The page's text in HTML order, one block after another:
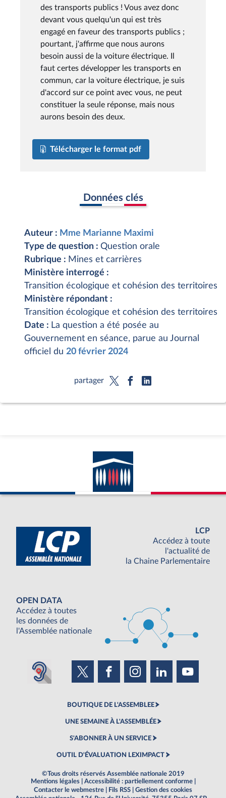
des transports publics ! Vous avez donc
devant vous quelqu'un qui est très
engagé en faveur des transports publics ;
pourtant, j'affirme que nous aurons
besoin aussi de la voiture électrique. Il
faut certes développer les transports en
commun, car la voiture électrique, je suis
d'accord sur ce point avec vous, ne peut
constituer la seule réponse, mais nous
aurons besoin des deux.
Télécharger le format pdf
Données clés
Auteur : Mme Marianne Maximi
Type de question : Question orale
Rubrique : Mines et carrières
Ministère interrogé :
Transition écologique et cohésion des territoires
Ministère répondant :
Transition écologique et cohésion des territoires
Date : La question a été posée au
Gouvernement en séance, parue au Journal
officiel du 20 février 2024
partager
LCP
Accédez à toute
l'actualité de
la Chaine Parlementaire
OPEN DATA
Accédez à toutes
les données de
l'Assemblée nationale
BOUTIQUE DE L'ASSEMBLEE
UNE SEMAINE À L'ASSEMBLÉE
S'ABONNER À UN SERVICE
OUTIL D'ÉVALUATION LEXIMPACT
©Tous droits réservés Assemblée nationale 2019
Mentions légales
Accessibilité : partiellement conforme
Contacter le webmestre
Fils RSS
Gestion des cookies